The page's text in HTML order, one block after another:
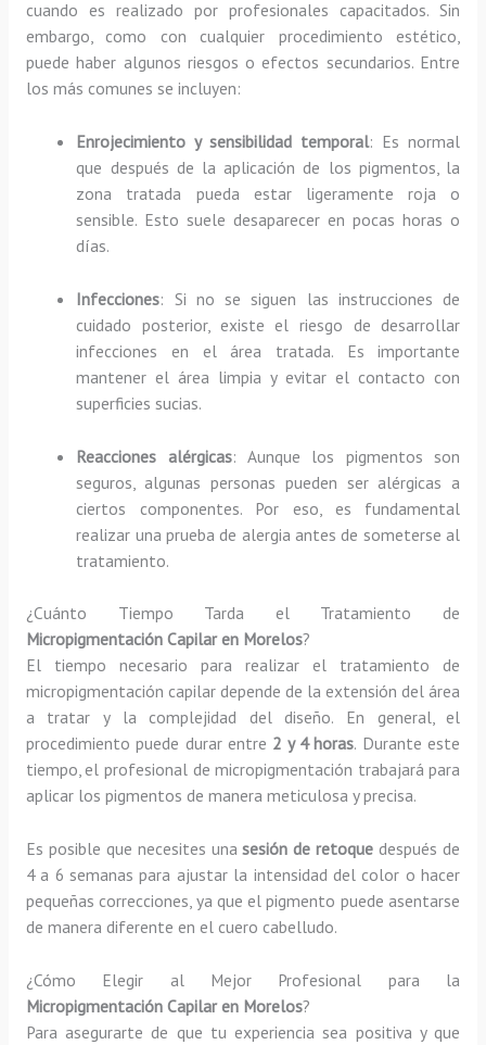
cuando es realizado por profesionales capacitados. Sin
embargo, como con cualquier procedimiento estético,
puede haber algunos riesgos o efectos secundarios. Entre
los más comunes se incluyen:
Enrojecimiento y sensibilidad temporal: Es normal
que después de la aplicación de los pigmentos, la
zona tratada pueda estar ligeramente roja o
sensible. Esto suele desaparecer en pocas horas o
días.
Infecciones: Si no se siguen las instrucciones de
cuidado posterior, existe el riesgo de desarrollar
infecciones en el área tratada. Es importante
mantener el área limpia y evitar el contacto con
superficies sucias.
Reacciones alérgicas: Aunque los pigmentos son
seguros, algunas personas pueden ser alérgicas a
ciertos componentes. Por eso, es fundamental
realizar una prueba de alergia antes de someterse al
tratamiento.
¿Cuánto Tiempo Tarda el Tratamiento de
Micropigmentación Capilar en Morelos?
El tiempo necesario para realizar el tratamiento de
micropigmentación capilar depende de la extensión del área
a tratar y la complejidad del diseño. En general, el
procedimiento puede durar entre 2 y 4 horas. Durante este
tiempo, el profesional de micropigmentación trabajará para
aplicar los pigmentos de manera meticulosa y precisa.
Es posible que necesites unasesión de retoque después de
4 a 6 semanas para ajustar la intensidad del color o hacer
pequeñas correcciones, ya que el pigmento puede asentarse
de manera diferente en el cuero cabelludo.
¿Cómo Elegir al Mejor Profesional para la
Micropigmentación Capilar en Morelos?
Para asegurarte de que tu experiencia sea positiva y que